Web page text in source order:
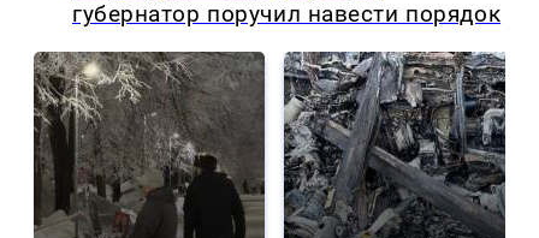
губернатор поручил навести порядок